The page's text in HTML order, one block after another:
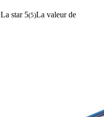
La star 5(5)La valeur de